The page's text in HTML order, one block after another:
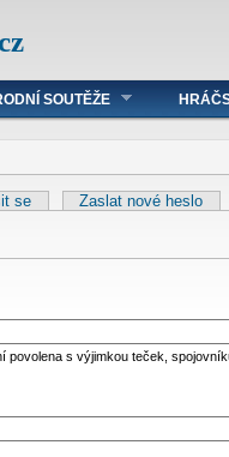
SOUTĚŽE
se Zaslat nové heslo
povolena s výjimkou teček,